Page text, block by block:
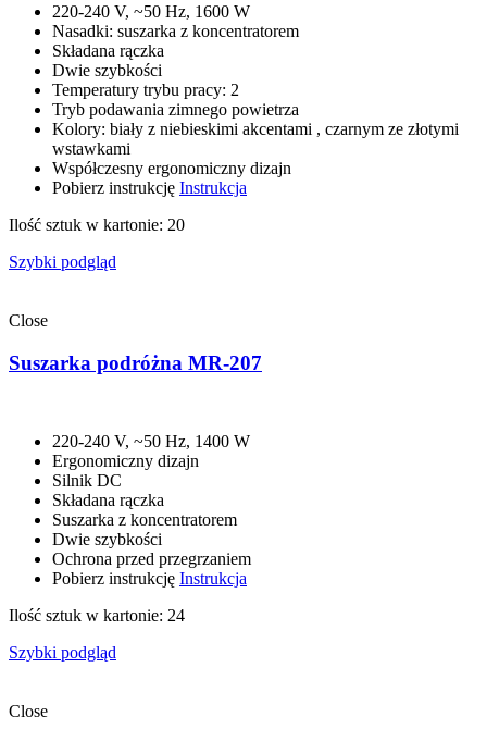
220-240 V, ~50 Hz, 1600 W
Nasadki: suszarka z koncentratorem
Składana rączka
Dwie szybkości
Temperatury trybu pracy: 2
Tryb podawania zimnego powietrza
Kolory: biały z niebieskimi akcentami , czarnym ze złotymi
wstawkami
Współczesny ergonomiczny dizajn
Pobierz instrukcję Instrukcja
Ilość sztuk w kartonie: 20
Szybki podgląd
Close
Suszarka podróżna MR-207
220-240 V, ~50 Hz, 1400 W
Ergonomiczny dizajn
Silnik DC
Składana rączka
Suszarka z koncentratorem
Dwie szybkości
Ochrona przed przegrzaniem
Pobierz instrukcję Instrukcja
Ilość sztuk w kartonie: 24
Szybki podgląd
Close